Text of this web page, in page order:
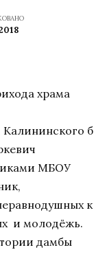
храма
б
МБОУ
к
и молодёжь.
дамбы